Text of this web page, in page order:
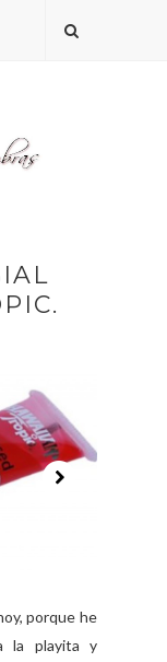
porque he
la playita y